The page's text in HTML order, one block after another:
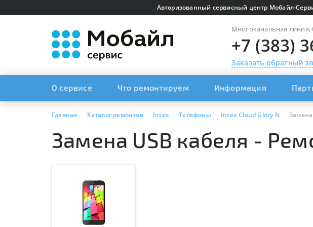
Авторизованный сервисный центр Мобайл-
Многоканальная линия,
+7 (383)
Заказать обратный
О сервисе Что ремонтируем Информация
Главная Каталог ремонтов Intex Телефоны Intex Cloud Glory N Замена
Замена USB кабеля -